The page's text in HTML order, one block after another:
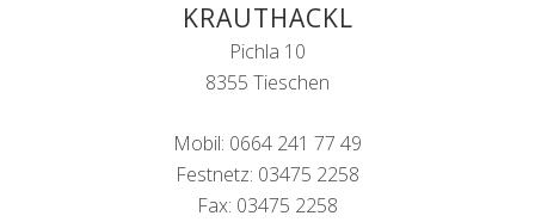
KRAUTHACKL
Pichla 10
8355 Tieschen
Mobil: 0664 241 77 49
Festnetz: 03475 2258
Fax: 03475 2258